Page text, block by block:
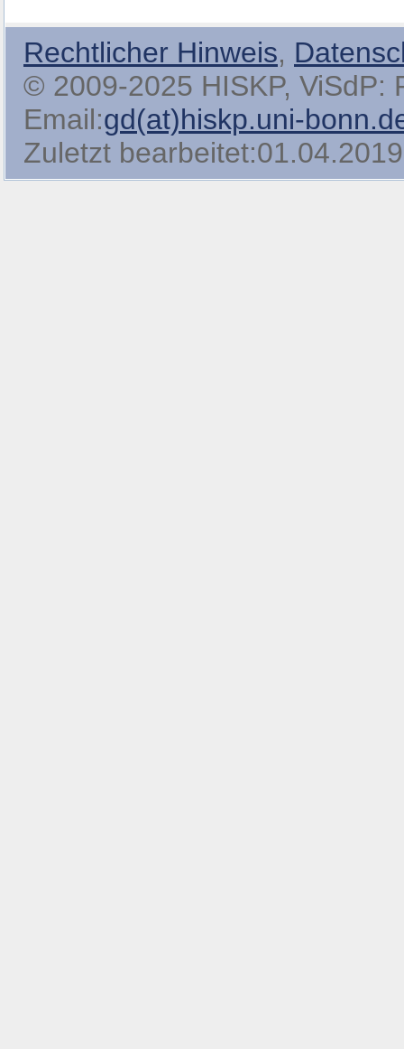
Rechtlicher Hinweis,
© 2009-2025 HISKP, ViSdP:
Email:gd(at)hiskp.uni-
Zuletzt